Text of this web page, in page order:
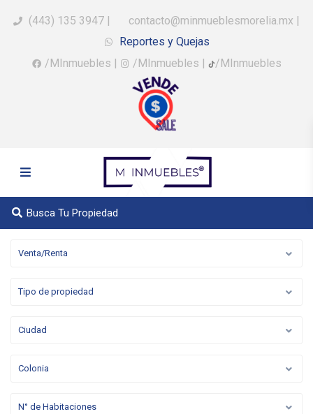
(443) 135 3947 | contacto@minmueblesmorelia.mx |
Reportes y Quejas
/MInmuebles | /MInmuebles | /MInmuebles
Busca Tu Propiedad
Venta/Renta
Tipo de propiedad
Ciudad
Colonia
N° de Habitaciones